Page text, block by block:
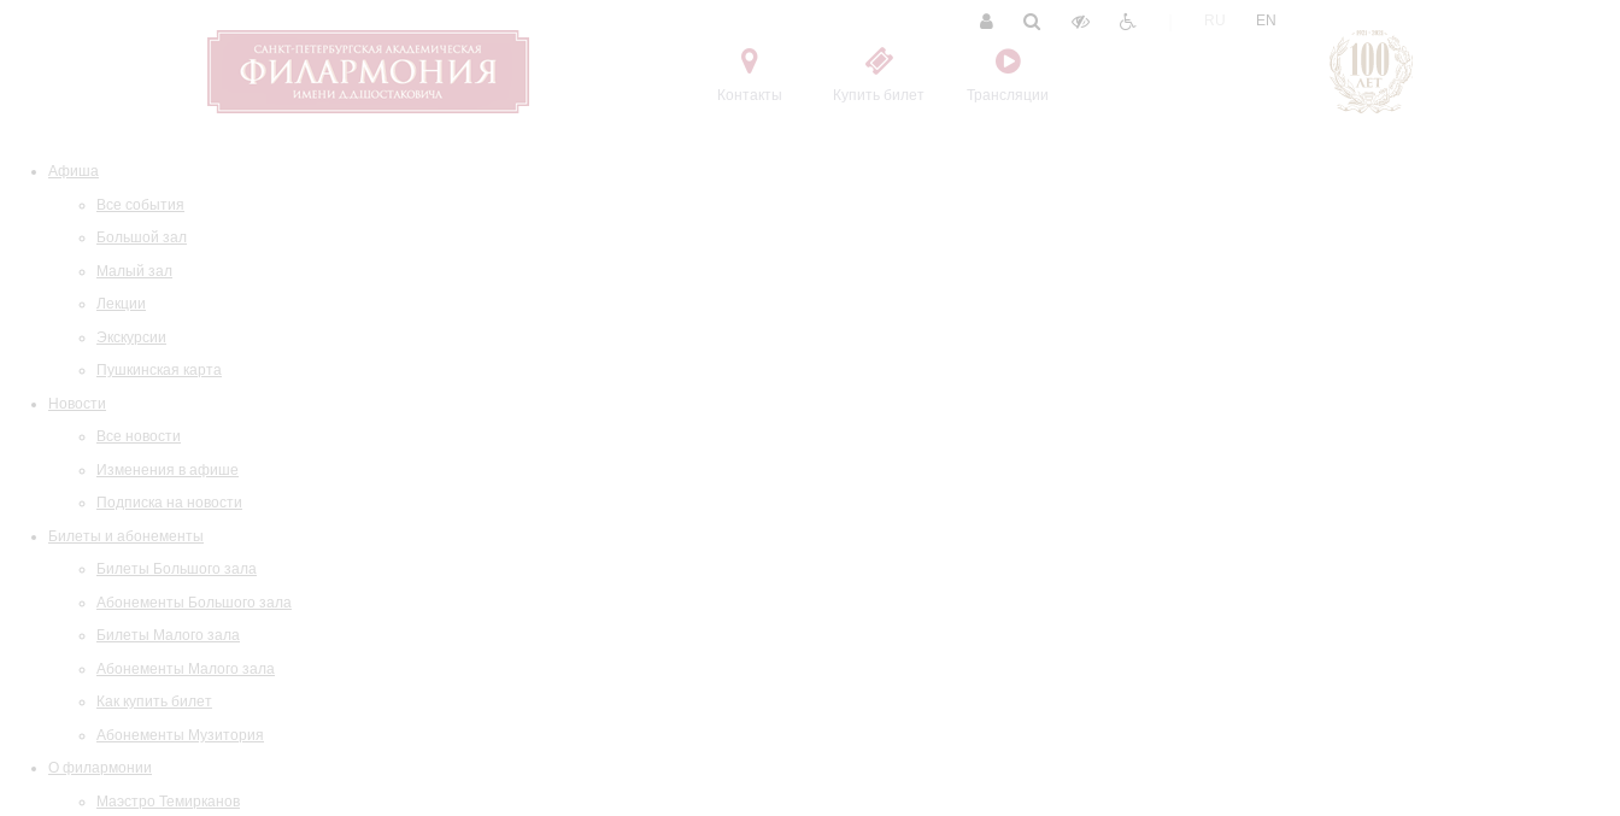
Контакты Купить билет Трансляции
EN
Афиша
Все события
Большой зал
Малый зал
Лекции
Экскурсии
Пушкинская карта
Новости
Все новости
Изменения в афише
Подписка на новости
Билеты и абонементы
Билеты Большого зала
Абонементы Большого зала
Билеты Малого зала
Абонементы Малого зала
Как купить билет
Абонементы Музитория
О филармонии
Маэстро Темирканов